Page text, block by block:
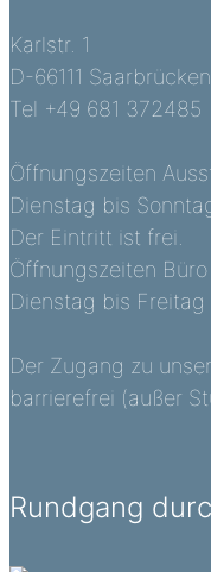
Karlstr. 1
D-66111 Saarbrücken
Tel +49 681 372485
Öffnungszeiten
Dienstag bis
Der Eintritt ist frei.
Öffnungszeiten Büro
Dienstag bis Freitag
Der Zugang zu
barrierefrei (außer
Rundgang